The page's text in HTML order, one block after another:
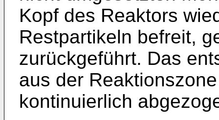
Kopf des Reaktors
Restpartikeln befreit,
zurückgeführt. Das
aus der
kontinuierlich